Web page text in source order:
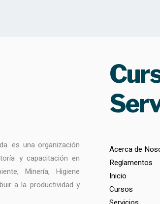
es una organización
y capacitación en
Minería, Higiene
a la productividad y
Acerca de
Reglamentos
Inicio
Cursos